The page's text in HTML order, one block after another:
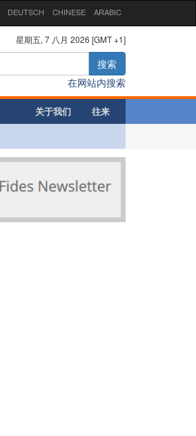
DEUTSCH CHINESE ARABIC
星期五, 7 八月 2026 [GMT +1]
搜索
在网站内搜索
关于我们 往来